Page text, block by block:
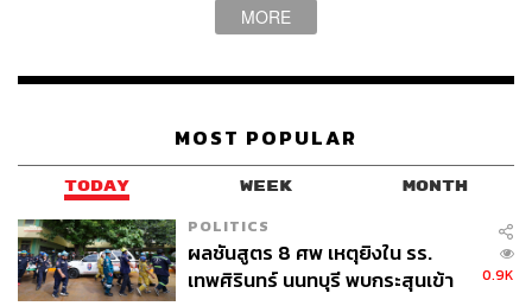
MORE
MOST POPULAR
TODAY WEEK MONTH
POLITICS
ผลชันสูตร 8 ศพ เหตุยิงใน รร.
เทพศิรินทร์ นนทบุรี พบกระสุนเข้า
0.9K